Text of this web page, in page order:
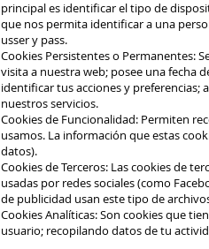
principal es identificar el tipo de
que nos permita identificar a una
usser y pass.
Cookies Persistentes o Permanentes:
visita a nuestra web; posee una fecha
identificar tus acciones y preferencias;
nuestros servicios.
Cookies de Funcionalidad: Permiten
usamos. La información que estas
datos).
Cookies de Terceros: Las cookies de
usadas por redes sociales (como
de publicidad usan este tipo de
Cookies Analíticas: Son cookies que
usuario; recopilando datos de tu